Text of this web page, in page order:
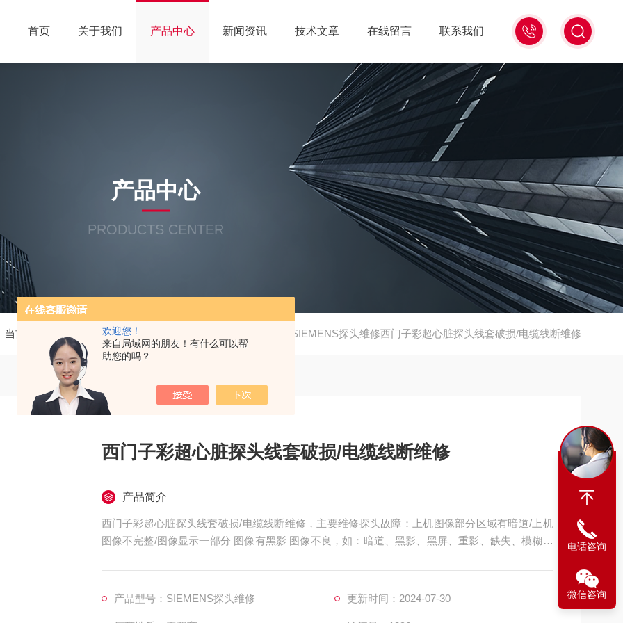
欢迎您！
来自局域网的朋友！有什么可以帮
助您的吗？
18516586104
微
首页 关于我们 产品中心 新闻资讯 技术文章 在线留言 联系我们
产品中心
PRODUCTS CENTER
当前位置： 产品中心 SIEMENS探头维修西门子彩超心脏探头线套破损/电缆线断维修
西门子彩超心脏探头线套破损/电缆线断维修
产品简介
西门子彩超心脏探头线套破损/电缆线断维修，主要维修探头故障：上机图像部分区域有暗道/上机
图像不完整/图像显示一部分 图像有黑影 图像不良，如：暗道、黑影、黑屏、重影、缺失、模糊、
死机、主机不识别探头，探头功能报错等等。
产品型号：SIEMENS探头维修 更新时间：2024-07-30
电话咨询
微信咨询